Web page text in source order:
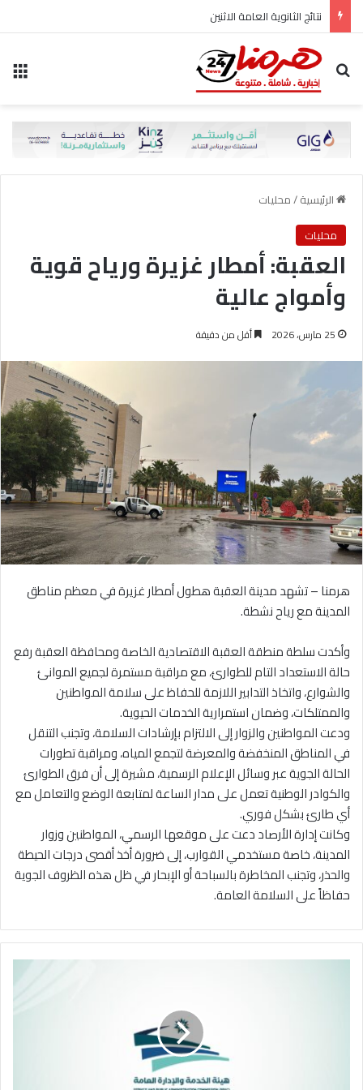
نتائج الثانوية العامة الاثنين
بحث عن
الرئيسية/محليات
محليات
العقبة: أمطار غزيرة ورياح قوية
وأمواج عالية
25 مارس، 2026 أقل من دقيقة
هرمنا – تشهد مدينة العقبة هطول أمطار غزيرة في معظم مناطق
المدينة مع رياح نشطة.
وأكدت سلطة منطقة العقبة الاقتصادية الخاصة ومحافظة العقبة رفع
حالة الاستعداد التام للطوارئ، مع مراقبة مستمرة لجميع الموانئ
والشوارع، واتخاذ التدابير اللازمة للحفاظ على سلامة المواطنين
والممتلكات، وضمان استمرارية الخدمات الحيوية.
ودعت المواطنين والزوار إلى الالتزام بإرشادات السلامة، وتجنب التنقل
في المناطق المنخفضة والمعرضة لتجمع المياه، ومراقبة تطورات
الحالة الجوية عبر وسائل الإعلام الرسمية، مشيرة إلى أن فرق الطوارئ
والكوادر الوطنية تعمل على مدار الساعة لمتابعة الوضع والتعامل مع
أي طارئ بشكل فوري.
وكانت إدارة الأرصاد دعت على موقعها الرسمي، المواطنين وزوار
المدينة، خاصة مستخدمي القوارب، إلى ضرورة أخذ أقصى درجات الحيطة
والحذر، وتجنب المخاطرة بالسباحة أو الإبحار في ظل هذه الظروف الجوية
حفاظاً على السلامة العامة.